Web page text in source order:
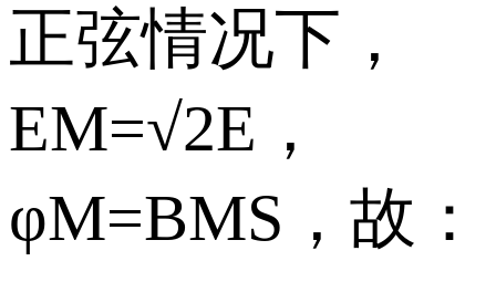
正弦情况下，
EM=√2E，
φM=BMS，故：